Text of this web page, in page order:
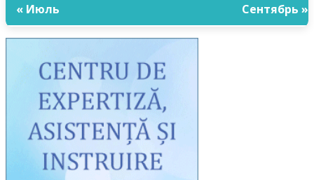
« Июль Сентябрь »